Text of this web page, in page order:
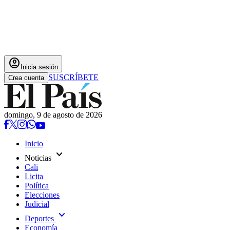
account_circle Inicia sesión
Crea cuenta SUSCRÍBETE
domingo, 9 de agosto de 2026
Inicio
Noticias expand_more
Cali
Licita
Política
Elecciones
Judicial
Deportes expand_more
Economía